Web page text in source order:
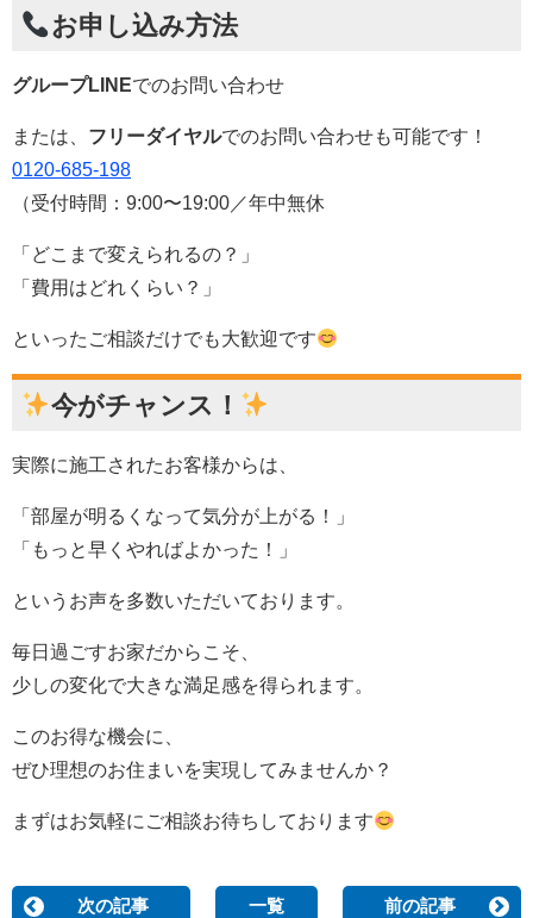
お申し込み方法
グループLINEでのお問い合わせ
または、 フリーダイヤルでのお問い合わせも可能です！
0120-685-198
（受付時間：9:00〜19:00／年中無休
「どこまで変えられるの？」
「費用はどれくらい？」
といったご相談だけでも大歓迎です
今がチャンス！
実際に施工されたお客様からは、
「部屋が明るくなって気分が上がる！」
「もっと早くやればよかった！」
というお声を多数いただいております。
毎日過ごすお家だからこそ、
少しの変化で大きな満足感を得られます。
このお得な機会に、
ぜひ理想のお住まいを実現してみませんか？
まずはお気軽にご相談お待ちしております
次の記事 一覧 前の記事